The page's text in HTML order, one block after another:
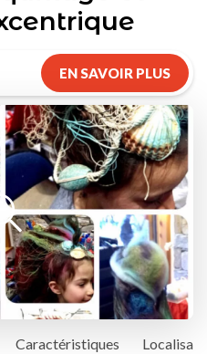
EN SAVOIR PLUS
Caractéristiques